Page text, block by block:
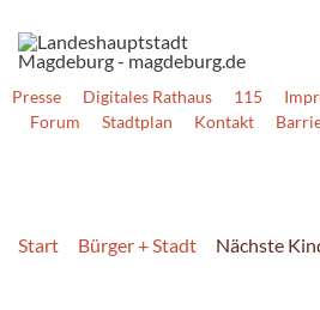
Presse Digitales Rathaus 115
Forum
Stadtplan Kontakt
Start Bürger + Stadt Nächste